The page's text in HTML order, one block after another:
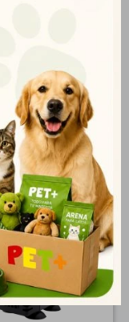
medidas:
y luz
interesar